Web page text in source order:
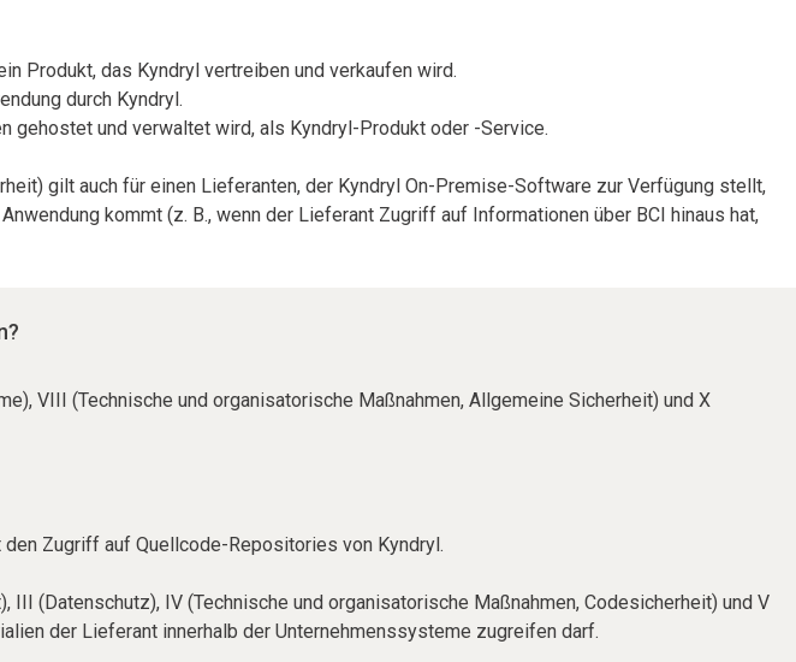
Produkt, das Kyndryl vertreiben und verkaufen wird.
durch Kyndryl.
gehostet und verwaltet wird, als Kyndryl-Produkt oder -Service.
gilt auch für einen Lieferanten, der Kyndryl On-Premise-Software zur Verfügung stellt,
kommt (z. B., wenn der Lieferant Zugriff auf Informationen über BCI hinaus hat,
VIII (Technische und organisatorische Maßnahmen, Allgemeine Sicherheit) und X
Zugriff auf Quellcode-Repositories von Kyndryl.
(Datenschutz), IV (Technische und organisatorische Maßnahmen, Codesicherheit) und V
der Lieferant innerhalb der Unternehmenssysteme zugreifen darf.